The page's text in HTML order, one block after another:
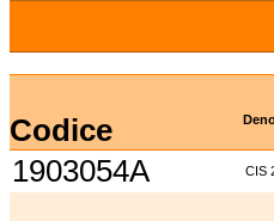
Codice
1903054A CIS